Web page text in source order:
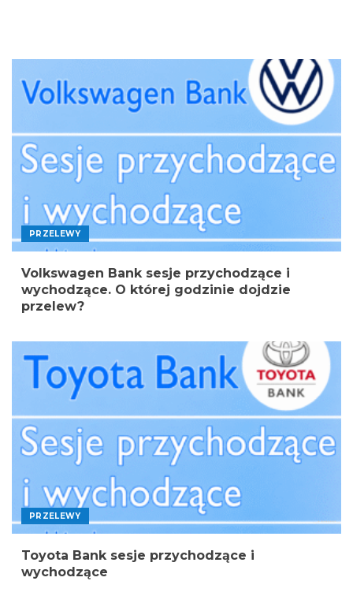
PRZELEWY
Volkswagen Bank sesje przychodzące i
wychodzące. O której godzinie dojdzie
przelew?
PRZELEWY
Toyota Bank sesje przychodzące i
wychodzące